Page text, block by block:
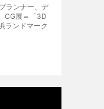
ランナー、デ
CG展＝「3D
ランドマーク